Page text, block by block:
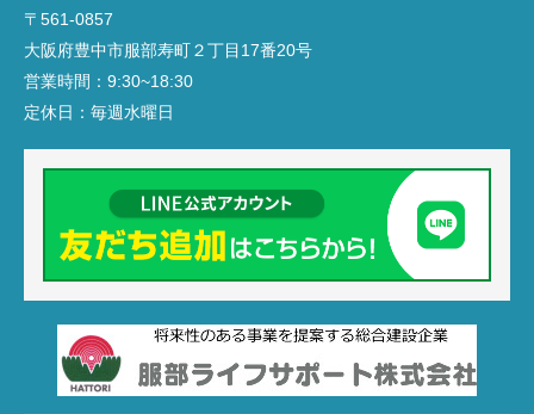
〒561-0857
大阪府豊中市服部寿町２丁目17番20号
営業時間： 9:30~18:30
定休日： 毎週水曜日